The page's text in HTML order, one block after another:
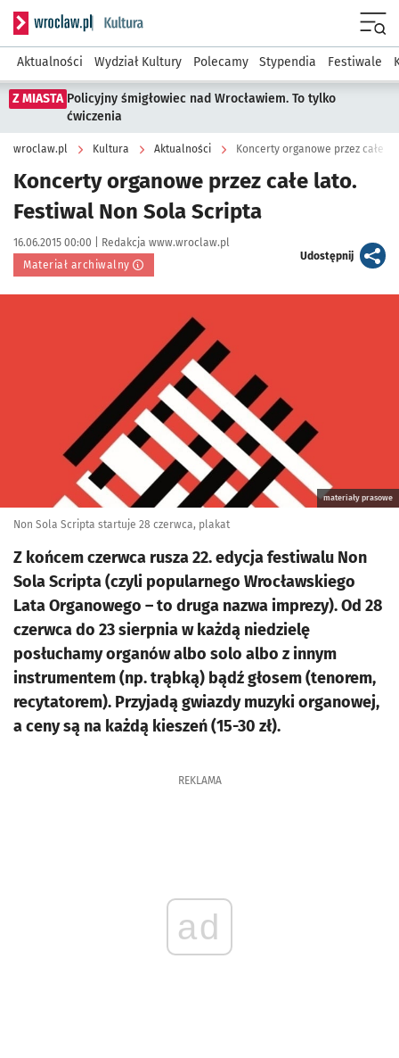
Serwis informacyjny wroclaw.pl podserwis: Kultura
Aktualności Wydział Kultury Polecamy Stypendia Festiwale
Z MIASTA Policyjny śmigłowiec nad Wrocławiem. To tylko
ćwiczenia
wroclaw.pl Kultura Aktualności Koncerty organowe przez całe
Koncerty organowe przez całe lato.
Festiwal Non Sola Scripta
Data publikacji:
16.06.2015 00:00 | Autor:
Redakcja www.wroclaw.pl
Materiał archiwalny
Udostępnijartykuł
materiały prasowe
Non Sola Scripta startuje 28 czerwca, plakat
Z końcem czerwca rusza 22. edycja festiwalu Non
Sola Scripta (czyli popularnego Wrocławskiego
Lata Organowego – to druga nazwa imprezy). Od 28
czerwca do 23 sierpnia w każdą niedzielę
posłuchamy organów albo solo albo z innym
instrumentem (np. trąbką) bądź głosem (tenorem,
recytatorem). Przyjadą gwiazdy muzyki organowej,
a ceny są na każdą kieszeń (15-30 zł).
REKLAMA
ad